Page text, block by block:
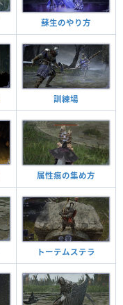
蘇生のやり方
訓練場
属性痕の集め方
トーテムステラ